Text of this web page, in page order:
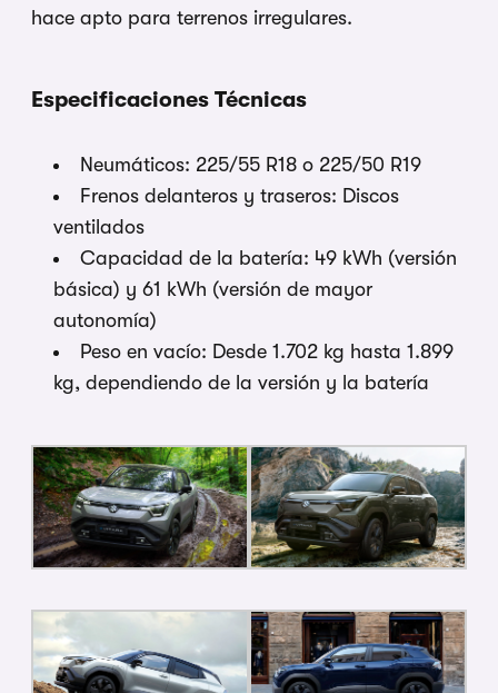
hace apto para terrenos irregulares.
Especificaciones Técnicas
Neumáticos: 225/55 R18 o 225/50 R19
Frenos delanteros y traseros: Discos
ventilados
Capacidad de la batería: 49 kWh (versión
básica) y 61 kWh (versión de mayor
autonomía)
Peso en vacío: Desde 1.702 kg hasta 1.899
kg, dependiendo de la versión y la batería